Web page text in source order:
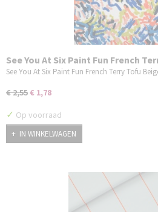
See You At Six Paint Fun French
See You At Six Paint Fun French Terry Tofu
€ 2,55€ 1,78
✓ Op voorraad
IN WINKELWAGEN